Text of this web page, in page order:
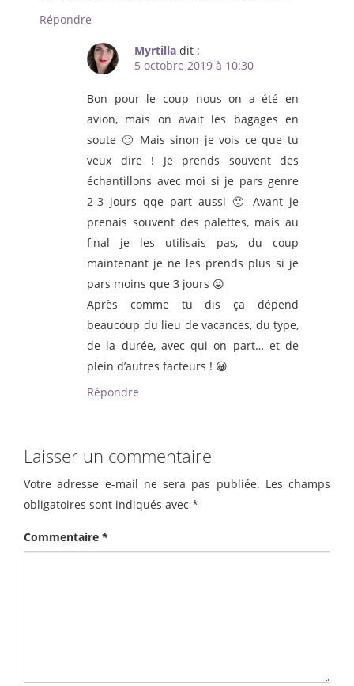
Répondre
Myrtilla dit :
5 octobre 2019 à 10:30
Bon pour le coup nous on a été en
avion, mais on avait les bagages en
soute 🙂 Mais sinon je vois ce que tu
veux dire ! Je prends souvent des
échantillons avec moi si je pars genre
2-3 jours qqe part aussi 🙂 Avant je
prenais souvent des palettes, mais au
final je les utilisais pas, du coup
maintenant je ne les prends plus si je
pars moins que 3 jours 😛
Après comme tu dis ça dépend
beaucoup du lieu de vacances, du type,
de la durée, avec qui on part… et de
plein d’autres facteurs ! 😀
Répondre
Laisser un commentaire
Votre adresse e-mail ne sera pas publiée. Les champs
obligatoires sont indiqués avec *
Commentaire *